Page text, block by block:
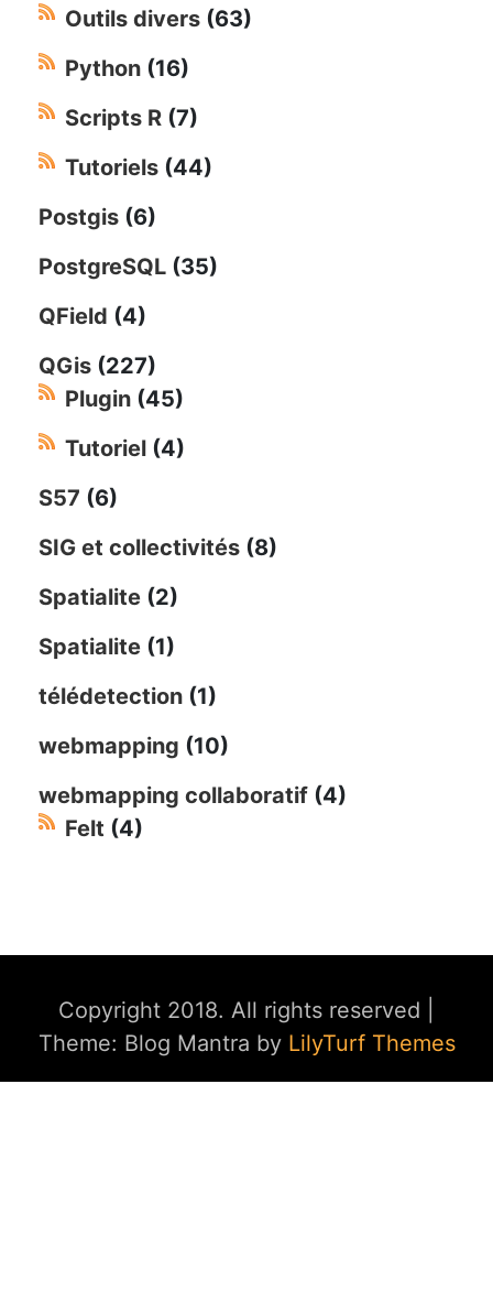
Outils divers (63)
Python (16)
Scripts R (7)
Tutoriels (44)
Postgis (6)
PostgreSQL (35)
QField (4)
QGis (227)
Plugin (45)
Tutoriel (4)
S57 (6)
SIG et collectivités (8)
Spatialite (2)
Spatialite (1)
télédetection (1)
webmapping (10)
webmapping collaboratif (4)
Felt (4)
Copyright 2018. All rights reserved
Theme: Blog Mantra by LilyTurf Themes